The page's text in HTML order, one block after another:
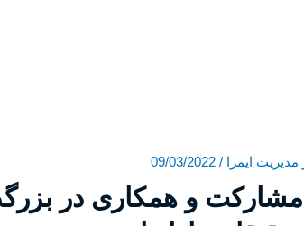
مدیریت ایمرا/
09/03/2022
مشارکت و همکاری در